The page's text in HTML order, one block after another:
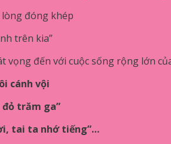
lòng đóng khép
trên kia”
vọng đến với cuộc sống rộng lớn
cánh vội
trăm ga”
tai ta nhớ tiếng”…